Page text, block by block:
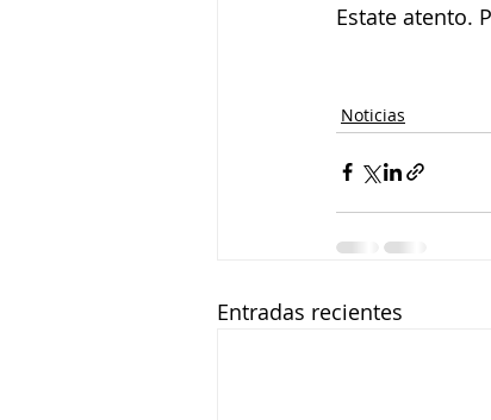
Estate atento.
Noticias
Entradas recientes